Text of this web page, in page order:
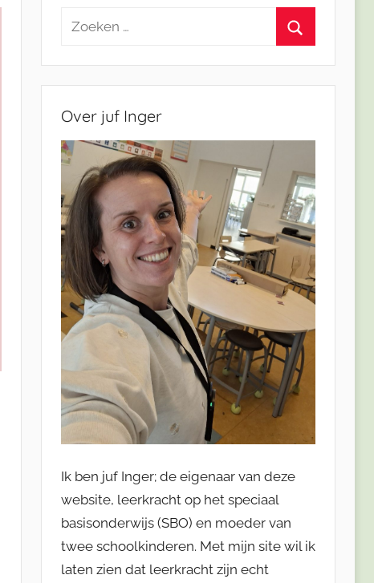
Zoeken
Over juf Inger
Ik ben juf Inger; de eigenaar van deze
website, leerkracht op het speciaal
basisonderwijs (SBO) en moeder van
twee schoolkinderen. Met mijn site wil ik
laten zien dat leerkracht zijn echt